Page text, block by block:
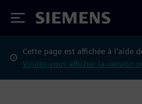
Siemens
Cette page est affichée à l'aide
Voulez-vous afficher la version